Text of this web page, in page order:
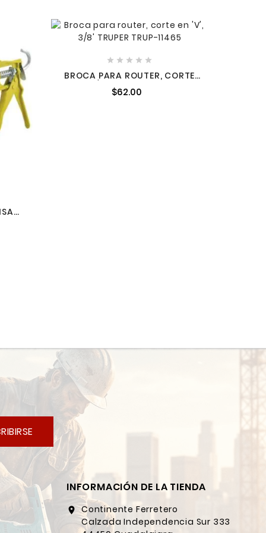
    
BROCA PARA ROUTER, CORTE
EN 'V', 3/8' TRUPER TRUP-11465
$62.00
INFORMACIÓN DE LA TIENDA
location_on Continente Ferretero
Calzada Independencia Sur 333